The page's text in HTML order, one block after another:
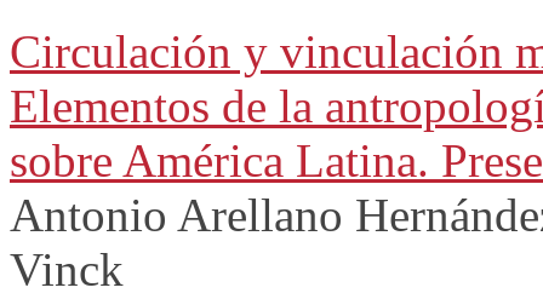
Circulación y vinculación
Elementos de la
sobre América Latina.
Antonio Arellano
Vinck